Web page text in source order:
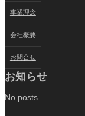
事業理念
会社概要
お問合せ
お知らせ
No posts.